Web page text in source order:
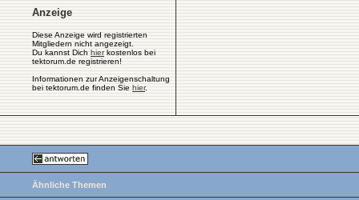
Anzeige
Diese Anzeige wird registrierten
Mitgliedern nicht angezeigt.
Du kannst Dich hierkostenlos bei
tektorum.de registrieren!
Informationen zur Anzeigenschaltung
bei tektorum.de finden Sie hier.
Ähnliche Themen